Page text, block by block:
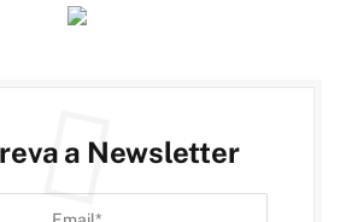
a Newsletter